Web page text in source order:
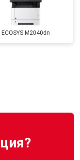
ECOSYS M2040dn